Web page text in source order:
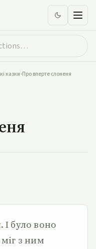
казки•Про вперте слоненя
було воно
з ним